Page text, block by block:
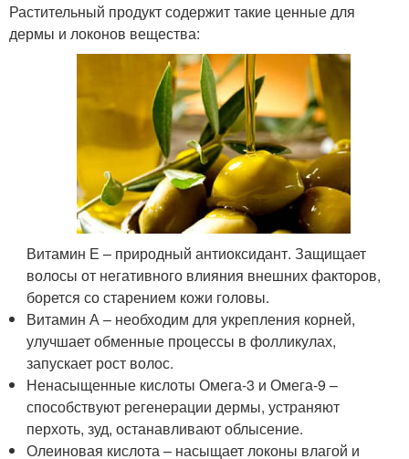
Растительный продукт содержит такие ценные для
дермы и локонов вещества:
Витамин Е – природный антиоксидант. Защищает
волосы от негативного влияния внешних факторов,
борется со старением кожи головы.
Витамин А – необходим для укрепления корней,
улучшает обменные процессы в фолликулах,
запускает рост волос.
Ненасыщенные кислоты Омега-3 и Омега-9 –
способствуют регенерации дермы, устраняют
перхоть, зуд, останавливают облысение.
Олеиновая кислота – насыщает локоны влагой и